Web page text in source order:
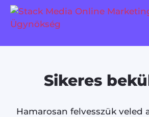
Sikeres
Hamarosan felvesszük veled